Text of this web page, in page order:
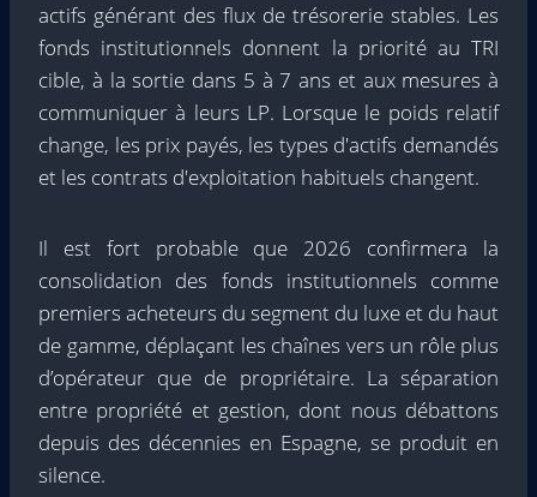
actifs générant des flux de trésorerie stables. Les
fonds institutionnels donnent la priorité au TRI
cible, à la sortie dans 5 à 7 ans et aux mesures à
communiquer à leurs LP. Lorsque le poids relatif
change, les prix payés, les types d'actifs demandés
et les contrats d'exploitation habituels changent.
Il est fort probable que 2026 confirmera la
consolidation des fonds institutionnels comme
premiers acheteurs du segment du luxe et du haut
de gamme, déplaçant les chaînes vers un rôle plus
d’opérateur que de propriétaire. La séparation
entre propriété et gestion, dont nous débattons
depuis des décennies en Espagne, se produit en
silence.